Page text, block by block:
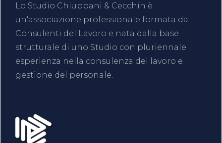
Lo Studio Chiuppani & Cecchin è
un'associazione professionale formata da
Consulenti del Lavoro e nata dalla base
strutturale di uno Studio con pluriennale
esperienza nella consulenza del lavoro e
gestione del personale.